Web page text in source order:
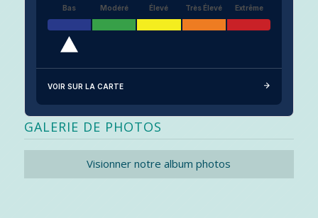
Bas Modéré Élevé Très Élevé Extrême
VOIR SUR LA CARTE
GALERIE DE PHOTOS
Visionner notre album photos